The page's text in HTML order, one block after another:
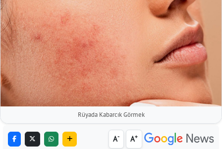
Rüyada Kabarcık Görmek
A- A+